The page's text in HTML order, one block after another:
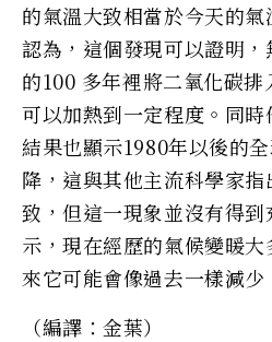
的氣溫大致相當於今天的
認為，這個發現可以證明
的100 多年裡將二氧化碳
可以加熱到一定程度。同
結果也顯示1980年以後的
降，這與其他主流科學家
致，但這一現象並沒有得
示，現在經歷的氣候變暖
來它可能會像過去一樣減少
（編譯：金葉）